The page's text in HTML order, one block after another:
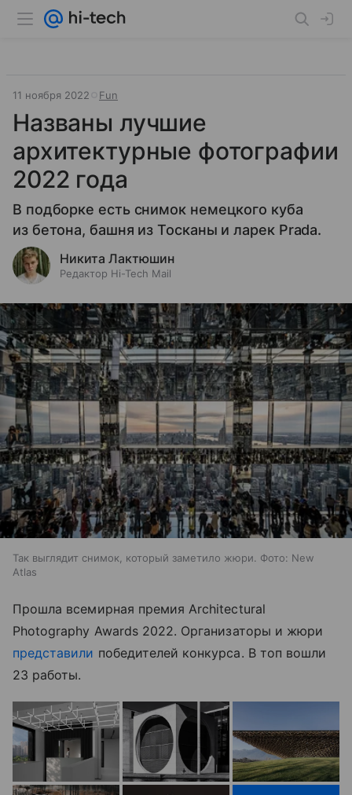
11 ноября 2022 Fun
Названы лучшие
архитектурные фотографии
2022 года
В подборке есть снимок немецкого куба
из бетона, башня из Тосканы и ларек Prada.
Никита Лактюшин
Редактор Hi-Tech Mail
Так выглядит снимок, который заметило жюри. Фото: New
Atlas
Прошла всемирная премия Architectural
Photography Awards 2022. Организаторы и жюри
представили победителей конкурса. В топ вошли
23 работы.